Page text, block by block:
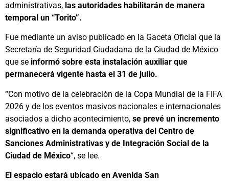
administrativas, las autoridades habilitarán de manera
temporal un “Torito”.
Fue mediante un aviso publicado en la Gaceta Oficial que la
Secretaría de Seguridad Ciudadana de la Ciudad de México
que se informó sobre esta instalación auxiliar que
permanecerá vigente hasta el 31 de julio.
“Con motivo de la celebración de la Copa Mundial de la FIFA
2026 y de los eventos masivos nacionales e internacionales
asociados a dicho acontecimiento, se prevé un incremento
significativo en la demanda operativa del Centro de
Sanciones Administrativas y de Integración Social de la
Ciudad de México“, se lee.
El espacio estará ubicado en Avenida San